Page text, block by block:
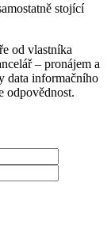
stojící
od vlastníka
– pronájem a
data informačního
odpovědnost.